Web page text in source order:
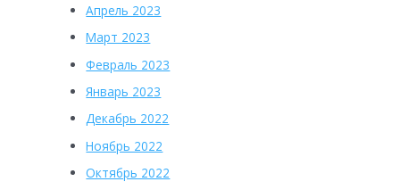
Апрель 2023
Март 2023
Февраль 2023
Январь 2023
Декабрь 2022
Ноябрь 2022
Октябрь 2022